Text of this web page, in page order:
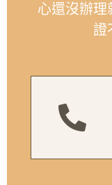
心還沒辦理
證